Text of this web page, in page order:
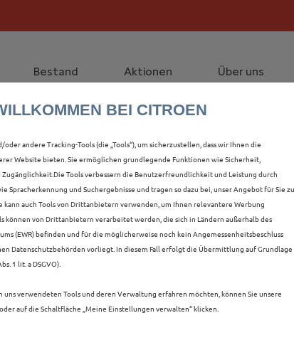
Bestand Aktionen Über uns
C5 AIRCROSS
BEI CITROEN
andere Tracking-Tools (die „Tools“), um sicherzustellen, dass wir Ihnen die
Website bieten. Sie ermöglichen grundlegende Funktionen wie Sicherheit,
Tools verbessern die Benutzerfreundlichkeit und Leistung durch
Spracherkennung und Suchergebnisse und tragen so dazu bei, unser Angebot für Sie zu
kann auch Tools von Drittanbietern verwenden, um Ihnen relevantere Werbung
können von Drittanbietern verarbeitet werden, die sich in Ländern außerhalb des
(EWR) befinden und für die möglicherweise noch kein Angemessenheitsbeschluss
Datenschutzbehörden vorliegt. In diesem Fall erfolgt die Übermittlung auf Grundlage
1 lit. a DSGVO).
uns verwendeten Tools und deren Verwaltung erfahren möchten, können Sie unsere
auf die Schaltfläche „Meine Einstellungen verwalten“ klicken.